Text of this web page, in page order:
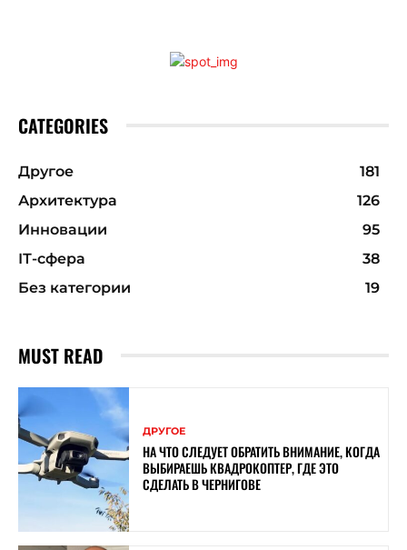
CATEGORIES
Другое
181
Архитектура
126
Инновации
95
ІТ-сфера
38
Без категории
19
MUST READ
ДРУГОЕ
НА ЧТО СЛЕДУЕТ ОБРАТИТЬ ВНИМАНИЕ, КОГДА
ВЫБИРАЕШЬ КВАДРОКОПТЕР, ГДЕ ЭТО
СДЕЛАТЬ В ЧЕРНИГОВЕ